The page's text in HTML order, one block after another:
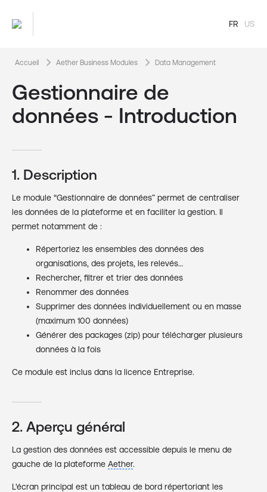
FR US
Accueil keyboard_arrow_right Aether Business Modules keyboard_arrow_right Data Management
Gestionnaire de
données - Introduction
1. Description
Le module “Gestionnaire de données” permet de centraliser
les données de la plateforme et en faciliter la gestion. Il
permet notamment de :
Répertoriez les ensembles des données des
organisations, des projets, les relevés…
Rechercher, filtrer et trier des données
Renommer des données
Supprimer des données individuellement ou en masse
(maximum 100 données)
Générer des packages (zip) pour télécharger plusieurs
données à la fois
Ce module est inclus dans la licence Entreprise.
2. Aperçu général
La gestion des données est accessible depuis le menu de
gauche de la plateforme Aether.
L'écran principal est un tableau de bord répertoriant les